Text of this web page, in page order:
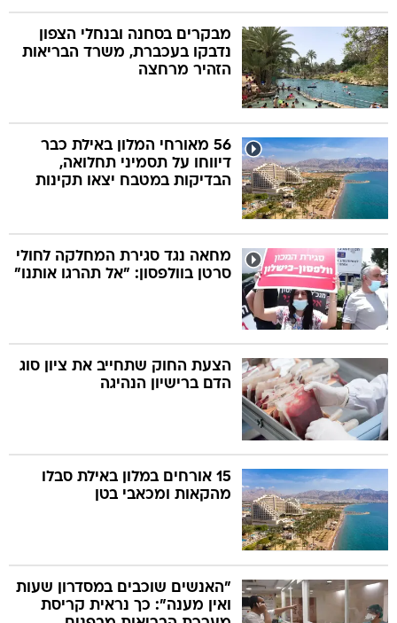
מבקרים בסחנה ובנחלי הצפון
נדבקו בעכברת, משרד הבריאות
הזהיר מרחצה
56 מאורחי המלון באילת כבר
דיווחו על תסמיני תחלואה,
הבדיקות במטבח יצאו תקינות
מחאה נגד סגירת המחלקה לחולי
סרטן בוולפסון: "אל תהרגו אותנו"
הצעת החוק שתחייב את ציון סוג
הדם ברישיון הנהיגה
15 אורחים במלון באילת סבלו
מהקאות ומכאבי בטן
"האנשים שוכבים במסדרון שעות
ואין מענה": כך נראית קריסת